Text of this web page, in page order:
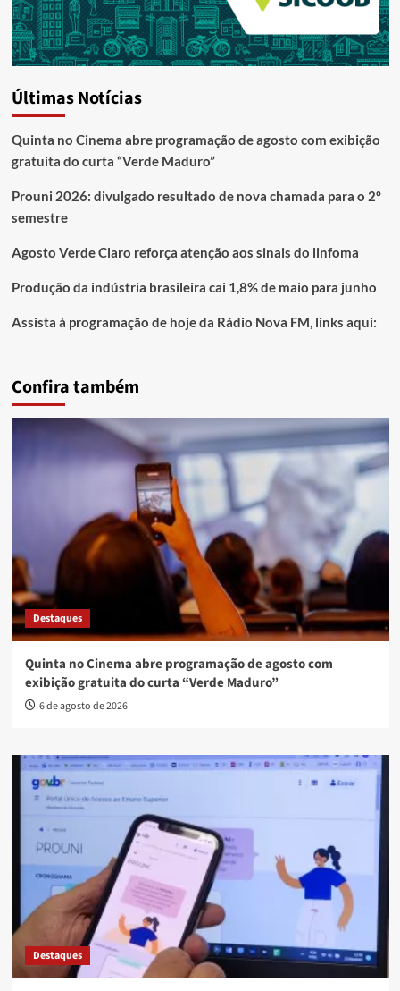
Últimas Notícias
Quinta no Cinema abre programação de agosto com exibição
gratuita do curta “Verde Maduro”
Prouni 2026: divulgado resultado de nova chamada para o 2º
semestre
Agosto Verde Claro reforça atenção aos sinais do linfoma
Produção da indústria brasileira cai 1,8% de maio para junho
Assista à programação de hoje da Rádio Nova FM, links aqui:
Confira também
Destaques
Quinta no Cinema abre programação de agosto com
exibição gratuita do curta “Verde Maduro”
6 de agosto de 2026
Destaques